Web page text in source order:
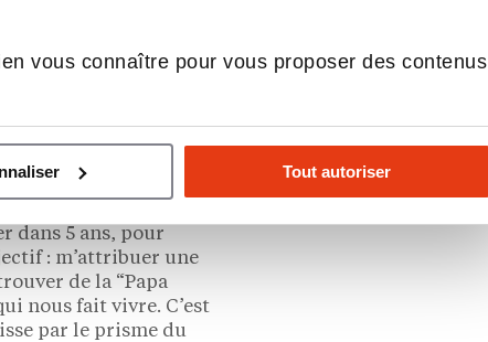
vous connaître pour vous proposer des contenus
Tout autoriser
nos franchisés ?
? Et la Papa
il faut savoir
le client. Je
?
à nos équipes,
dans 5 ans, pour
: m’attribuer une
de la “Papa
nous fait vivre. C’est
par le prisme du